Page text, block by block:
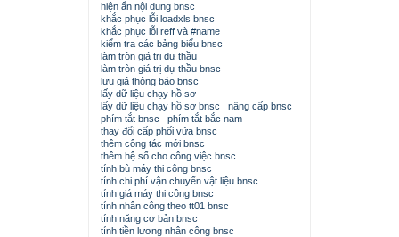
hiện ẩn nội dung bnsc
khắc phục lỗi loadxls bnsc
khắc phục lỗi reff và #name
kiểm tra các bảng biểu bnsc
làm tròn giá trị dự thầu
làm tròn giá trị dự thầu bnsc
lưu giá thông báo bnsc
lấy dữ liệu chạy hồ sơ
lấy dữ liệu chạy hồ sơ bnsc
nâng cấp bnsc
phím tắt bnsc
phím tắt bắc nam
thay đổi cấp phối vữa bnsc
thêm công tác mới bnsc
thêm hệ số cho công việc bnsc
tính bù máy thi công bnsc
tính chi phí vận chuyển vật liệu bnsc
tính giá máy thi công bnsc
tính nhân công theo tt01 bnsc
tính năng cơ bản bnsc
tính tiền lương nhân công bnsc